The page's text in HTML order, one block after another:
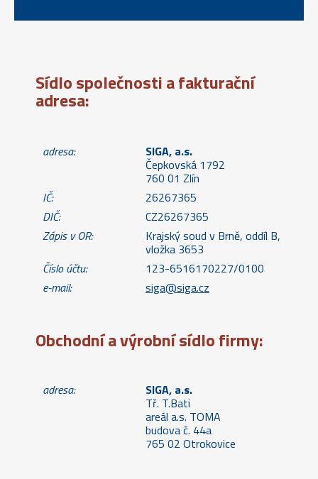
Sídlo společnosti a fakturační
adresa:
adresa: SIGA, a.s.
Čepkovská 1792
760 01 Zlín
IČ:
26267365
DIČ:
CZ26267365
Zápis v OR:
Krajský soud v Brně, oddíl B,
vložka 3653
Číslo účtu:
123-6516170227/0100
e-mail:
siga@siga.cz
Obchodní a výrobní sídlo firmy:
adresa: SIGA, a.s.
Tř. T.Bati
areál a.s. TOMA
budova č. 44a
765 02 Otrokovice